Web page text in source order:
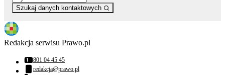
Szukaj danych kontaktowych
Redakcja serwisu Prawo.pl
Numer telefonu:
801 04 45 45
Adres email:
redakcja@prawo.pl